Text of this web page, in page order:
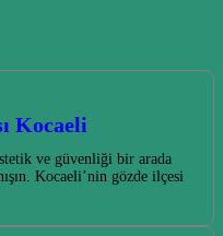
Kocaeli
ve güvenliği bir arada
Kocaeli’nin gözde ilçesi